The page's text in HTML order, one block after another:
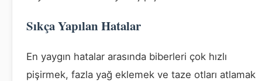
Sıkça Yapılan Hatalar
En yaygın hatalar arasında biberleri çok hızlı
pişirmek, fazla yağ eklemek ve taze otları atlamak